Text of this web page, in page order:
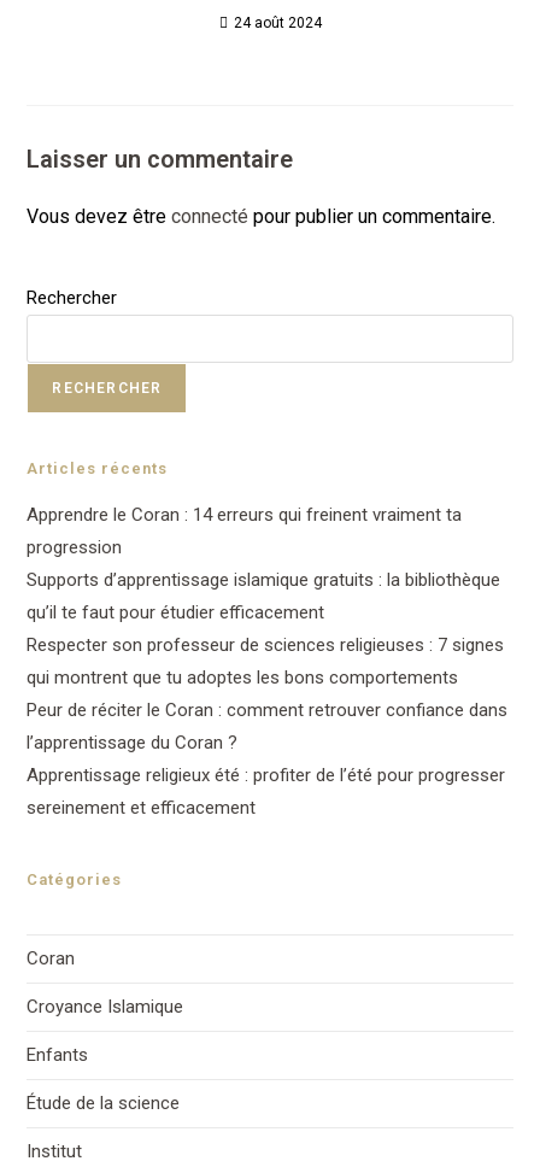
24 août 2024
Laisser un commentaire
Vous devez êtreconnecté pour publier un commentaire.
Rechercher
RECHERCHER
Articles récents
Apprendre le Coran : 14 erreurs qui freinent vraiment ta
progression
Supports d’apprentissage islamique gratuits : la bibliothèque
qu’il te faut pour étudier efficacement
Respecter son professeur de sciences religieuses : 7 signes
qui montrent que tu adoptes les bons comportements
Peur de réciter le Coran : comment retrouver confiance dans
l’apprentissage du Coran ?
Apprentissage religieux été : profiter de l’été pour progresser
sereinement et efficacement
Catégories
Coran
Croyance Islamique
Enfants
Étude de la science
Institut